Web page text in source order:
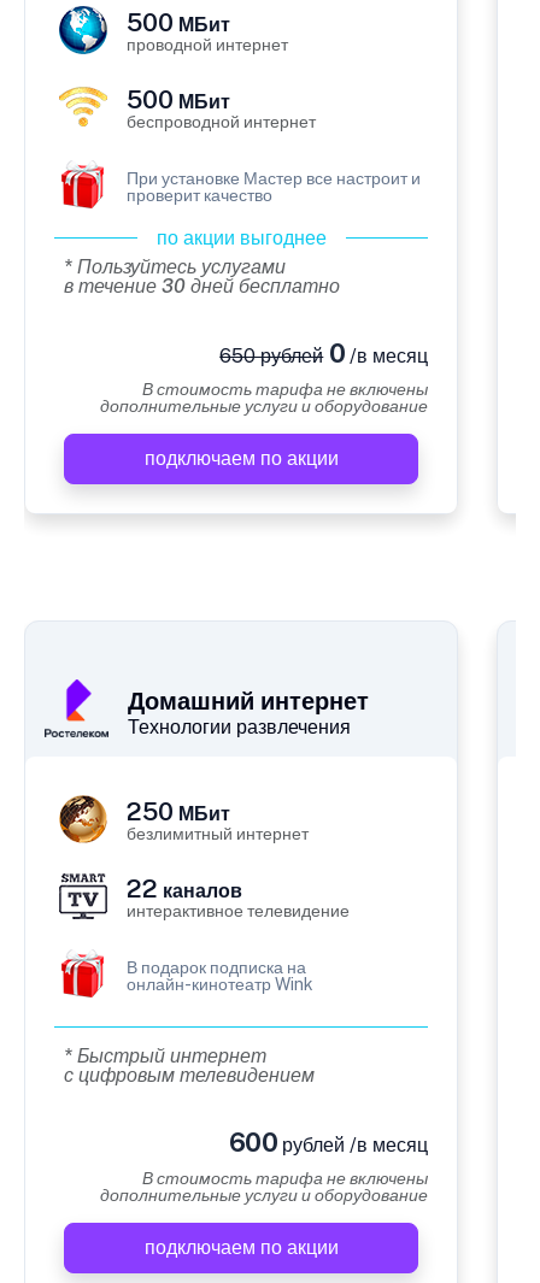
500 МБит
проводной интернет
500 МБит
беспроводной интернет
При установке Мастер все настроит и
проверит качество
по акции выгоднее
* Пользуйтесь услугами
в течение 30 дней бесплатно
650 рублей0 /в месяц
В стоимость тарифа не включены
дополнительные услуги и оборудование
подключаем по акции
Домашний интернет
Технологии развлечения
250 МБит
безлимитный интернет
22 каналов
интерактивное телевидение
В подарок подписка на
онлайн-кинотеатр Wink
* Быстрый интернет
с цифровым телевидением
600 рублей /в месяц
В стоимость тарифа не включены
дополнительные услуги и оборудование
подключаем по акции